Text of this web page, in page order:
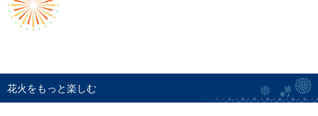
花火をもっと楽しむ